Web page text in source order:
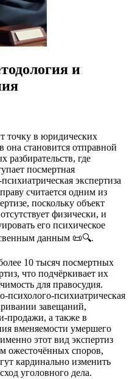
и
точку в юридических
она становится отправной
разбирательств, где
посмертная
экспертиза
считается одним из
поскольку объект
физически, и
его психическое
данным 📜🔍.
10 тысяч посмертных
что подчёркивает их
для правосудия.
психолого-психиатрическая
завещаний,
продажи, а также в
вменяемости умершего
этот вид экспертиз
ожесточённых споров,
кардинально изменить
уголовного дела.